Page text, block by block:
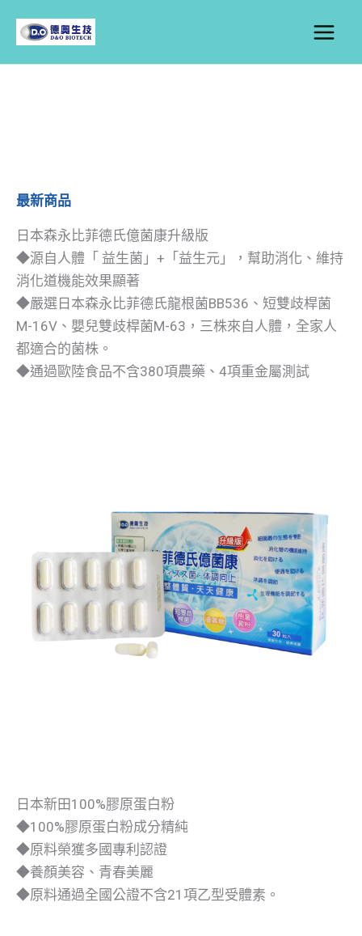
最新商品
日本森永比菲德氏億菌康升級版
◆源自人體「 益生菌」+「益生元」，幫助消化、維持
消化道機能效果顯著
◆嚴選日本森永比菲德氏龍根菌BB536、短雙歧桿菌
M-16V、嬰兒雙歧桿菌M-63，三株來自人體，全家人
都適合的菌株。
◆通過歐陸食品不含380項農藥、4項重金屬測試
日本新田100%膠原蛋白粉
◆100%膠原蛋白粉成分精純
◆原料榮獲多國專利認證
◆養顏美容、青春美麗
◆原料通過全國公證不含21項乙型受體素。